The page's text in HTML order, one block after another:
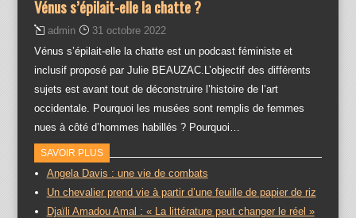
Vénus s’épilait-elle la chatte ?
admin
31 octobre 2022
Vénus s’épilait-elle la chatte est un podcast féministe et
inclusif proposé par Julie BEAUZAC.L’objectif des différents
sujets est avant tout de déconstruire l’histoire de l’art
occidentale. Pourquoi les musées sont remplis de femmes
nues à côté d’hommes habillés ? Pourquoi…
SAVOIR PLUS
Angela Davis : une vie de combats
Un chevalier prend vie à partir d’une feuille de papier de riz
Djaïli Amadou Amal : « La littérature peut changer le réel »